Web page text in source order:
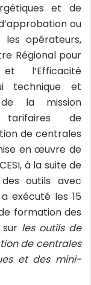
et de
ou
les opérateurs,
Régional pour
l’Efficacité
technique et
la mission
tarifaires de
de centrales
en œuvre de
à la suite de
outils avec
exécuté les 15
formation des
les outils de
de centrales
et des mini-